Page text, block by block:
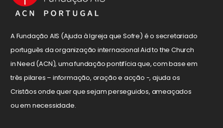
A Fundação AIS (Ajuda à Igreja que Sofre) é o secretariado
português da organização internacional Aid to the Church
in Need (ACN), uma fundação pontifícia que, com base em
três pilares – informação, oração e acção -, ajuda os
Cristãos onde quer que sejam perseguidos, ameaçados
ou em necessidade.